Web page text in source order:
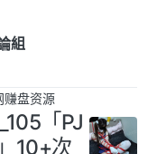
組
赚盘资源
「PJ
10+次